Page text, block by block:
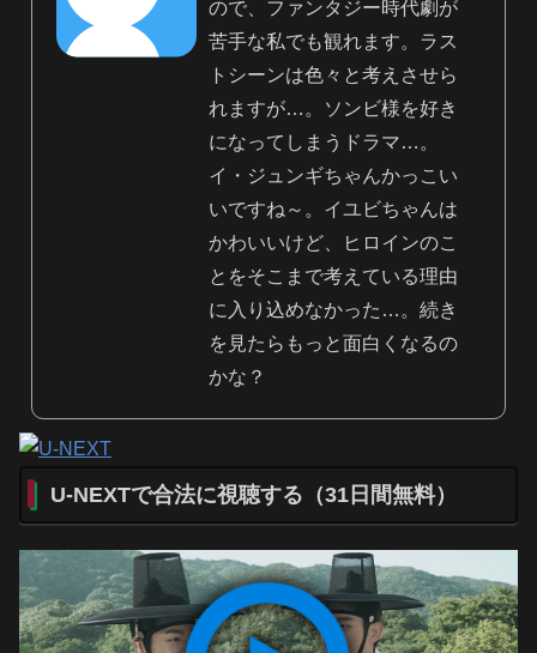
ので、ファンタジー時代劇が
苦手な私でも観れます。ラス
トシーンは色々と考えさせら
れますが…。ソンビ様を好き
になってしまうドラマ…。
イ・ジュンギちゃんかっこい
いですね～。イユビちゃんは
かわいいけど、ヒロインのこ
とをそこまで考えている理由
に入り込めなかった…。続き
を見たらもっと面白くなるの
かな？
U-NEXTで合法に視聴する（31日間無料）